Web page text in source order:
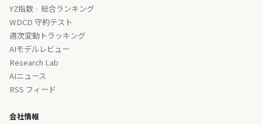
YZ指数 · 総合ランキング
WDCD 守約テスト
週次変動トラッキング
AIモデルレビュー
Research Lab
AIニュース
RSS フィード
会社情報